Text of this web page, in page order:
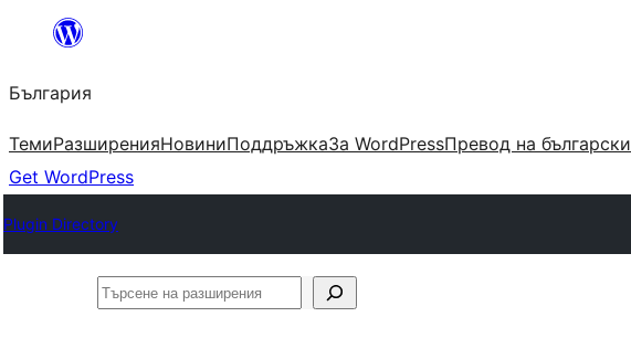
България
ТемиРазширенияНовиниПоддръжкаЗа WordPressПревод на български
Get WordPress
Plugin Directory
Търсене